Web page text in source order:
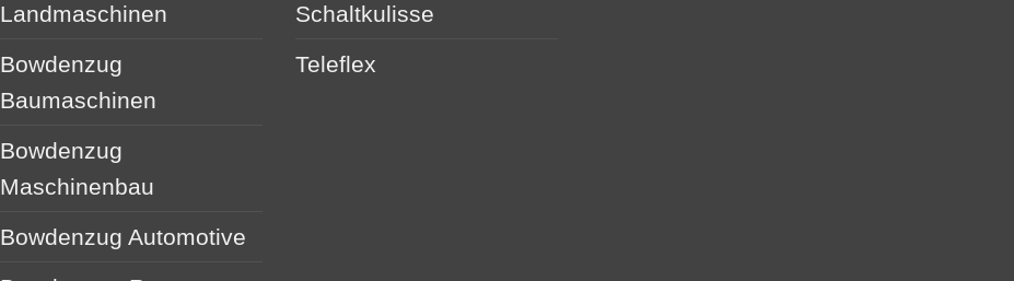
Landmaschinen
Bowdenzug
Baumaschinen
Bowdenzug
Maschinenbau
Bowdenzug Automotive
Schaltkulisse
Teleflex